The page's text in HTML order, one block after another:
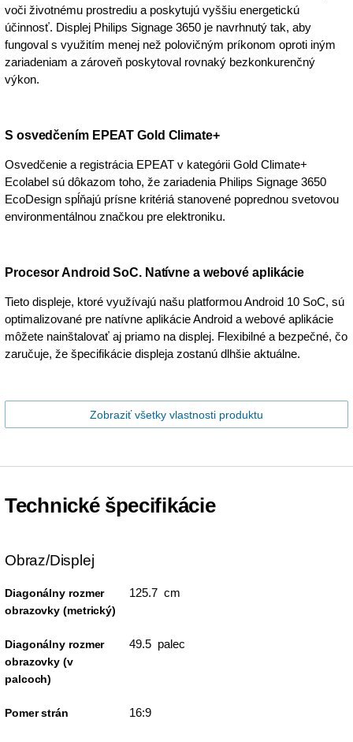
voči životnému prostrediu a poskytujú vyššiu energetickú
účinnosť. Displej Philips Signage 3650 je navrhnutý tak, aby
fungoval s využitím menej než polovičným príkonom oproti iným
zariadeniam a zároveň poskytoval rovnaký bezkonkurenčný
výkon.
S osvedčením EPEAT Gold Climate+
Osvedčenie a registrácia EPEAT v kategórii Gold Climate+
Ecolabel sú dôkazom toho, že zariadenia Philips Signage 3650
EcoDesign spĺňajú prísne kritériá stanovené poprednou svetovou
environmentálnou značkou pre elektroniku.
Procesor Android SoC. Natívne a webové aplikácie
Tieto displeje, ktoré využívajú našu platformou Android 10 SoC, sú
optimalizované pre natívne aplikácie Android a webové aplikácie
môžete nainštalovať aj priamo na displej. Flexibilné a bezpečné, čo
zaručuje, že špecifikácie displeja zostanú dlhšie aktuálne.
Zobraziť všetky vlastnosti produktu
Technické špecifikácie
Obraz/Displej
Diagonálny rozmer
obrazovky (metrický)
125.7 cm
Diagonálny rozmer
obrazovky (v
palcoch)
49.5 palec
Pomer strán 16:9